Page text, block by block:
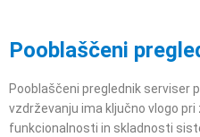
Pooblaščeni
Pooblaščeni preglednik serviser
vzdrževanju ima ključno vlogo
funkcionalnosti in skladnosti